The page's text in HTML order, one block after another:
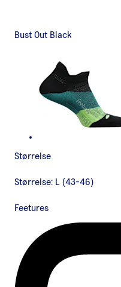
Bust Out Black
Størrelse
Størrelse: L (43-46)
Feetures